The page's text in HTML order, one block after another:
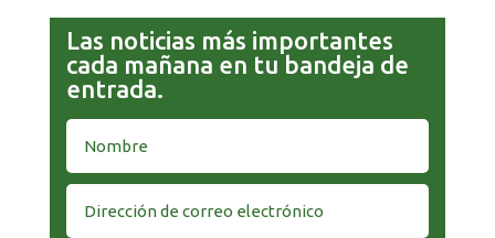
Las noticias más importantes
cada mañana en tu bandeja de
entrada.